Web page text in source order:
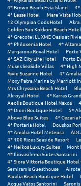
Σιθωνία
Σίκινος
Σίφνος
Σκαφιδιά Ηλείας
Σκιάθος
Σκόπελος
Σκύρος
Σούνιο
Σπάρτη
Σπέτσες
4* Brown Beach Evia Island
4*
4* Lesse Hotel
Mare Vista
12 Olympian Gods Hotel
Akra
Golden Sun Kokkoni Beach Hotel
4* Grecotel LUXME Oasis at
4* Philoxenia Hotel
4*
Margarona Royal Hotel
Porto
4* SAZ City Life Hotel
Porto
Muses SeaSide Villas
4* High
Favie Suzanne Hotel
4*
Moxy Patra Marina by Marriott
Mrs Chryssana Beach Hotel
Akroyali Hotel
4* Karras
Aeolis Boutique Hotel Naxos
4* Dioni Boutique Hotel
5*
Above Blue Suites
4* Cezaria
4* Portaria Hotel
Douskos
4* Amalia Hotel Meteora
4* 100 Rizes Seaside Resort
4* Neikos Luxury Suites
Mont
4* Iliovasilema Suites Santorini
4* Siora Vittoria Boutique Hotel
Semiramis Guesthouse
Paralia Beach Boutique Hotel
Acqua Vatos Santorini